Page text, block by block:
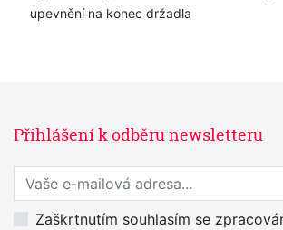
upevnění na konec držadla
Přihlášení k odběru newsletteru
Přihlaste se k odběru novinek
Zaškrtnutím souhlasím se